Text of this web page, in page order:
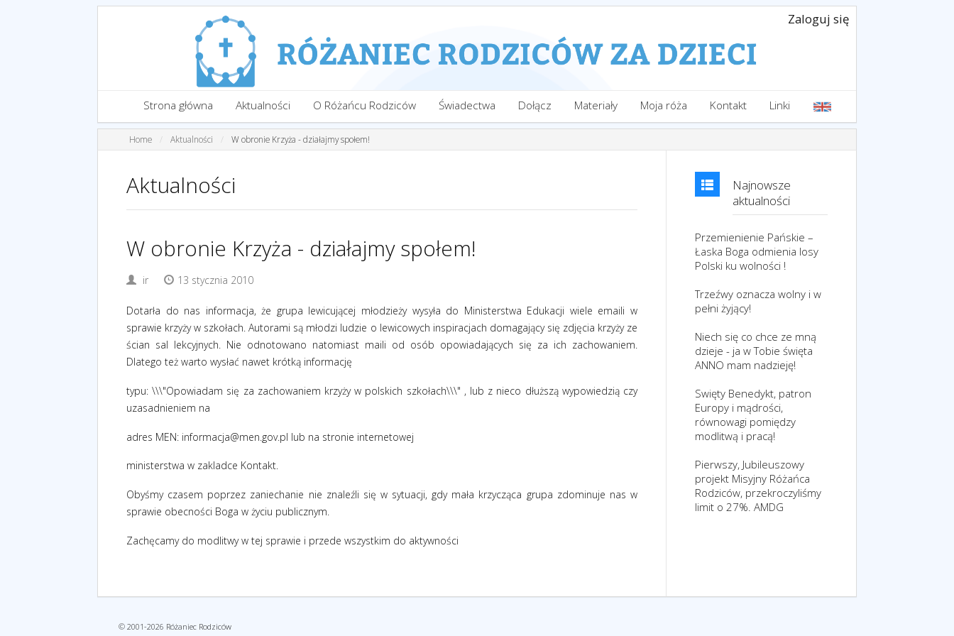
Zaloguj się
Strona główna Aktualności O Różańcu Rodziców Świadectwa Dołącz Materiały Moja róża Kontakt Linki
Home Aktualności W obronie Krzyża - działajmy społem!
Aktualności
W obronie Krzyża - działajmy społem!
ir 13 stycznia 2010
Dotarła do nas informacja, że grupa lewicującej młodzieży wysyła do Ministerstwa Edukacji wiele emaili w
sprawie krzyży w szkołach. Autorami są młodzi ludzie o lewicowych inspiracjach domagający się zdjęcia krzyży ze
ścian sal lekcyjnych. Nie odnotowano natomiast maili od osób opowiadających się za ich zachowaniem.
Dlatego też warto wysłać nawet krótką informację
typu: \\\"Opowiadam się za zachowaniem krzyży w polskich szkołach\\\" , lub z nieco dłuższą wypowiedzią czy
uzasadnieniem na
adres MEN: informacja@men.gov.pl lub na stronie internetowej
ministerstwa w zakladce Kontakt.
Obyśmy czasem poprzez zaniechanie nie znaleźli się w sytuacji, gdy mała krzycząca grupa zdominuje nas w
sprawie obecności Boga w życiu publicznym.
Zachęcamy do modlitwy w tej sprawie i przede wszystkim do aktywności
Najnowsze
aktualności
Przemienienie Pańskie –
Łaska Boga odmienia losy
Polski ku wolności !
Trzeźwy oznacza wolny i w
pełni żyjący!
Niech się co chce ze mną
dzieje - ja w Tobie święta
ANNO mam nadzieję!
Swięty Benedykt, patron
Europy i mądrości,
równowagi pomiędzy
modlitwą i pracą!
Pierwszy, Jubileuszowy
projekt Misyjny Różańca
Rodziców, przekroczyliśmy
limit o 27%. AMDG
© 2001-2026 Różaniec Rodziców